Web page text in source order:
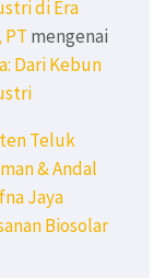
di Era
PT mengenai
Dari Kebun
Teluk
& Andal
Jaya
Biosolar